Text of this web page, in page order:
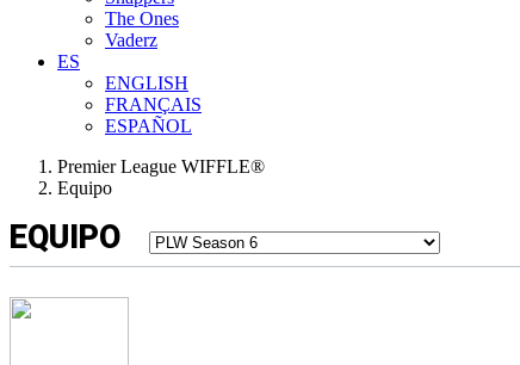
The Ones
Vaderz
ES
ENGLISH
FRANÇAIS
ESPAÑOL
Premier League WIFFLE®
Equipo
EQUIPO